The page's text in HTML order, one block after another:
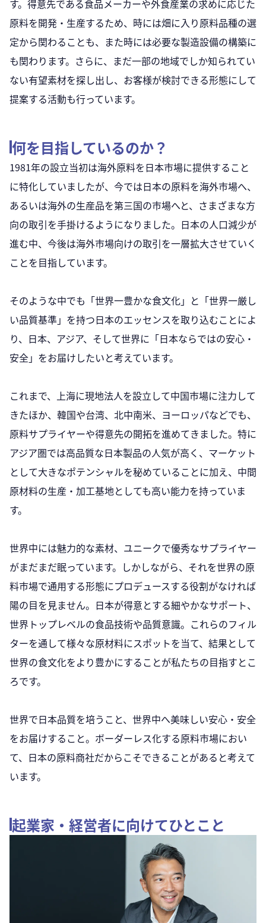
す。得意先である食品メーカーや外食産業の求めに応じた
原料を開発・生産するため、時には畑に入り原料品種の選
定から関わることも、また時には必要な製造設備の構築に
も関わります。さらに、まだ一部の地域でしか知られてい
ない有望素材を探し出し、お客様が検討できる形態にして
提案する活動も行っています。
何を目指しているのか？
1981年の設立当初は海外原料を日本市場に提供すること
に特化していましたが、今では日本の原料を海外市場へ、
あるいは海外の生産品を第三国の市場へと、さまざまな方
向の取引を手掛けるようになりました。日本の人口減少が
進む中、今後は海外市場向けの取引を一層拡大させていく
ことを目指しています。
そのような中でも「世界一豊かな食文化」と「世界一厳し
い品質基準」を持つ日本のエッセンスを取り込むことによ
り、日本、アジア、そして世界に「日本ならではの安心・
安全」をお届けしたいと考えています。
これまで、上海に現地法人を設立して中国市場に注力して
きたほか、韓国や台湾、北中南米、ヨーロッパなどでも、
原料サプライヤーや得意先の開拓を進めてきました。特に
アジア圏では高品質な日本製品の人気が高く、マーケット
として大きなポテンシャルを秘めていることに加え、中間
原材料の生産・加工基地としても高い能力を持っていま
す。
世界中には魅力的な素材、ユニークで優秀なサプライヤー
がまだまだ眠っています。しかしながら、それを世界の原
料市場で通用する形態にプロデュースする役割がなければ
陽の目を見ません。日本が得意とする細やかなサポート、
世界トップレベルの食品技術や品質意識。これらのフィル
ターを通して様々な原材料にスポットを当て、結果として
世界の食文化をより豊かにすることが私たちの目指すとこ
ろです。
世界で日本品質を培うこと、世界中へ美味しい安心・安全
をお届けすること。ボーダーレス化する原料市場におい
て、日本の原料商社だからこそできることがあると考えて
います。
起業家・経営者に向けてひとこと